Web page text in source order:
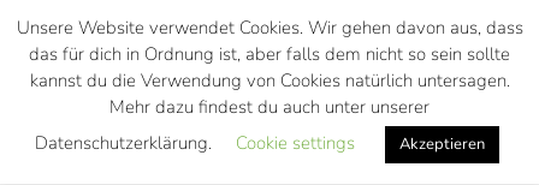
Skip
main
Unsere Website verwendet Cookies. Wir gehen davon aus, dass
das für dich in Ordnung ist, aber falls dem nicht so sein sollte
kannst du die Verwendung von Cookies natürlich untersagen.
Mehr dazu findest du auch unter unserer
Datenschutzerklärung.
Cookie settings Akzeptieren